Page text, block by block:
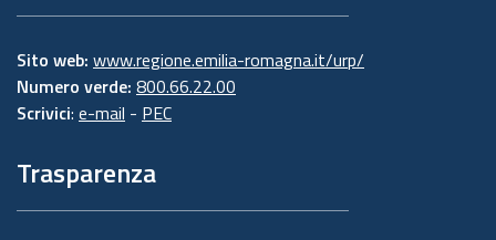
Sito web: www.regione.emilia-romagna.it/urp/
Numero verde: 800.66.22.00
Scrivici: e-mail - PEC
Trasparenza